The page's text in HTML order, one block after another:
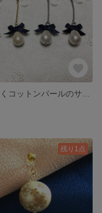
残り1点